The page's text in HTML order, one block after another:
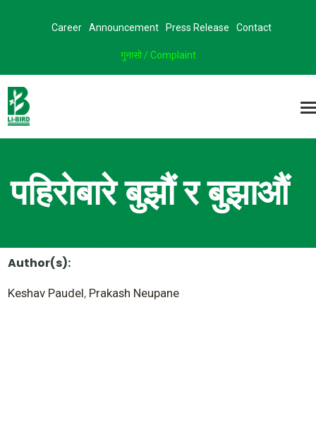
Career Announcement Press Release Contact
गुनासो / Complaint
पहिरोबारे बुझौं र बुझाऔं
Author(s):
Keshav Paudel, Prakash Neupane